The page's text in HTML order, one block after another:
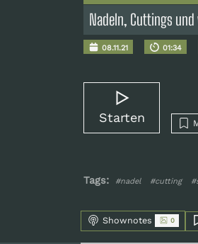
Nadeln, Cuttings
08.11.21 01:34
Starten
Tags: #nadel #cutting
Shownotes 0